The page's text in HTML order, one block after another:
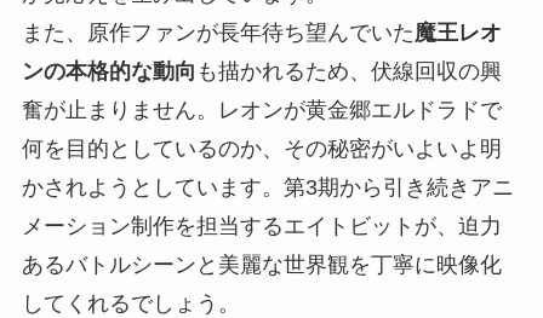
また、原作ファンが長年待ち望んでいた魔王レオ
ンの本格的な動向 も描かれるため、伏線回収の興
奮が止まりません。レオンが黄金郷エルドラドで
何を目的としているのか、その秘密がいよいよ明
かされようとしています。第3期から引き続きアニ
メーション制作を担当するエイトビットが、迫力
あるバトルシーンと美麗な世界観を丁寧に映像化
してくれるでしょう。